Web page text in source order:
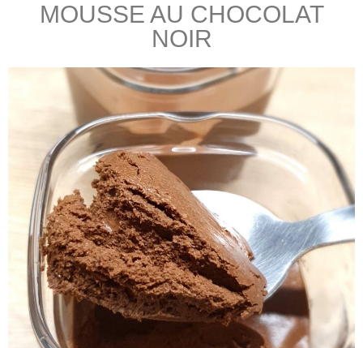
MOUSSE AU CHOCOLAT
NOIR